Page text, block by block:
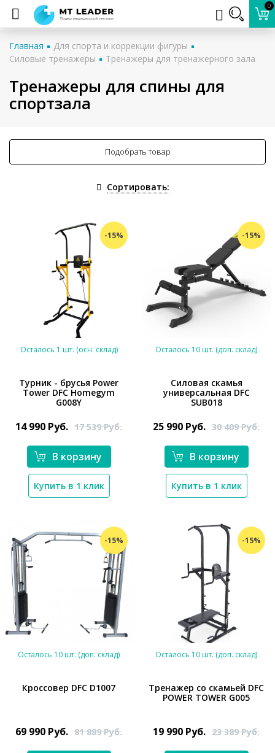
0
Главная
Для спорта и коррекции фигуры
Силовые тренажеры
Тренажеры для тренажерного зала
Тренажеры для спины для
спортзала
Подобрать товар
Сортировать:
-15%
*}
Осталось 1 шт. (осн. склад)
Турник - брусья Power
Tower DFC Homegym
G008Y
14 990 Руб. 17 539Руб.
В корзину
Купить в 1 клик
-15%
*}
Осталось 10 шт. (доп. склад)
Силовая скамья
универсальная DFC
SUB018
25 990 Руб. 30 409Руб.
В корзину
Купить в 1 клик
-15%
Осталось 10 шт. (доп. склад)
Кроссовер DFC D1007
69 990 Руб. 81 889Руб.
-15%
Осталось 10 шт. (доп. склад)
Тренажер со скамьей DFC
POWER TOWER G005
19 990 Руб. 23 389Руб.